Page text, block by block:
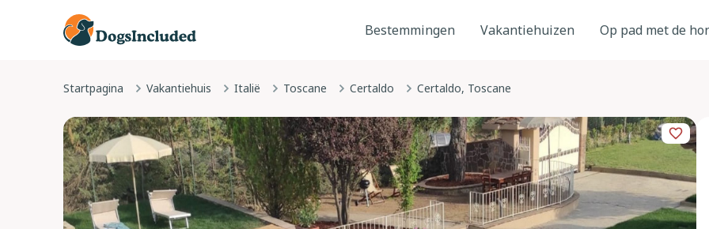
Bestemmingen Vakantiehuizen Op pad met de
Startpagina Vakantiehuis Italië Toscane Certaldo Certaldo, Toscane